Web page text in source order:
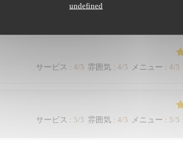
undefined
サービス : 4/5 雰囲気 : 4/5 メニュー : 4/5
サービス : 5/5 雰囲気: 4/5 メニュー : 5/5